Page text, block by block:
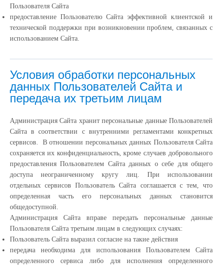
Пользователя Сайта
предоставление Пользователю Сайта эффективной клиентской и
технической поддержки при возникновении проблем, связанных с
использованием Сайта.
Условия обработки персональных
данных Пользователей Сайта и
передача их третьим лицам
Администрация Сайта хранит персональные данные Пользователей
Сайта в соответствии с внутренними регламентами конкретных
сервисов. В отношении персональных данных Пользователя Сайта
сохраняется их конфиденциальность, кроме случаев добровольного
предоставления Пользователем Сайта данных о себе для общего
доступа неограниченному кругу лиц. При использовании
отдельных сервисов Пользователь Сайта соглашается с тем, что
определенная часть его персональных данных становится
общедоступной.
Администрация Сайта вправе передать персональные данные
Пользователя Сайта третьим лицам в следующих случаях:
Пользователь Сайта выразил согласие на такие действия
передача необходима для использования Пользователем Сайта
определенного сервиса либо для исполнения определенного